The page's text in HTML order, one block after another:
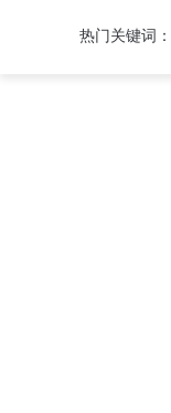
热门关键词：